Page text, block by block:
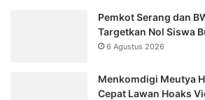
Pemkot Serang dan
Targetkan Nol Siswa
6 Agustus 2026
Menkomdigi Meutya
Cepat Lawan Hoaks